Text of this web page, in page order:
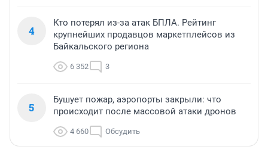
4
Кто потерял из-за атак БПЛА. Рейтинг
крупнейших продавцов маркетплейсов из
Байкальского региона
6 352 3
5
Бушует пожар, аэропорты закрыли: что
происходит после массовой атаки дронов
4 660 Обсудить